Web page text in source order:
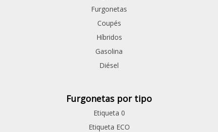
Furgonetas
Coupés
Híbridos
Gasolina
Diésel
Furgonetas por tipo
Etiqueta 0
Etiqueta ECO